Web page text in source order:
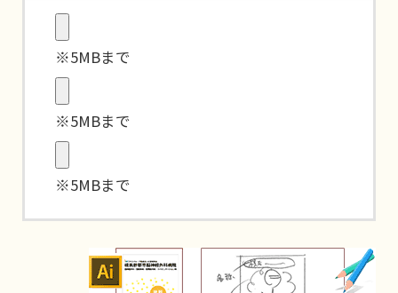
※5MBまで
※5MBまで
※5MBまで